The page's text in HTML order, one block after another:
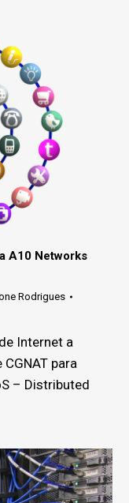
A10 Networks
Rodrigues
Internet a
para
– Distributed